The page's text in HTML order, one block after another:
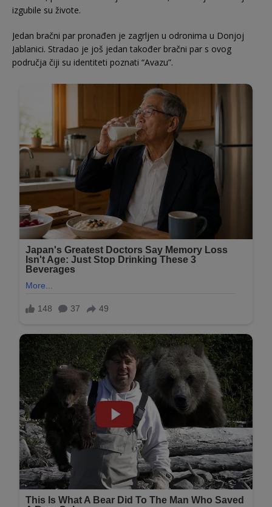
izgubile su živote.
Jedan bračni par pronađen je zagrljen u odronima u Donjoj
Jablanici. Stradao je još jedan također bračni par s ovog
područja čiji su identiteti poznati “Avazu”.